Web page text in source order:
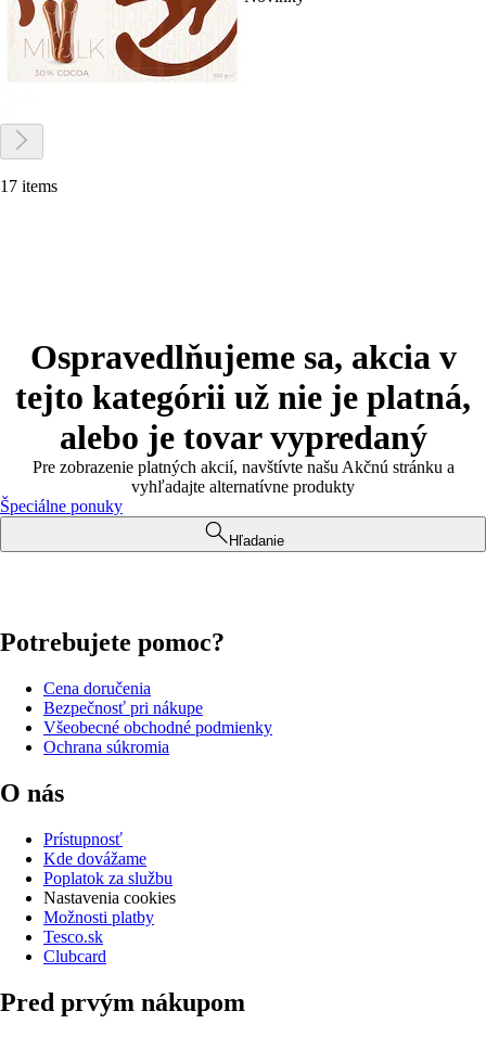
17 items
Ospravedlňujeme sa, akcia v
tejto kategórii už nie je platná,
alebo je tovar vypredaný
Pre zobrazenie platných akcií, navštívte našu Akčnú stránku a
vyhľadajte alternatívne produkty
Špeciálne ponuky
Hľadanie
Potrebujete pomoc?
Cena doručenia
Bezpečnosť pri nákupe
Všeobecné obchodné podmienky
Ochrana súkromia
O nás
Prístupnosť
Kde dovážame
Poplatok za službu
Nastavenia cookies
Možnosti platby
Tesco.sk
Clubcard
Pred prvým nákupom